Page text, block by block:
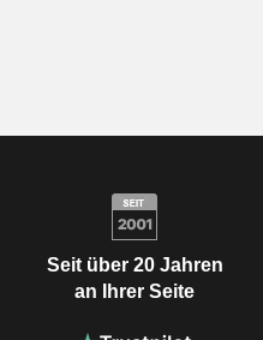
Seit über 20 Jahren
an Ihrer Seite